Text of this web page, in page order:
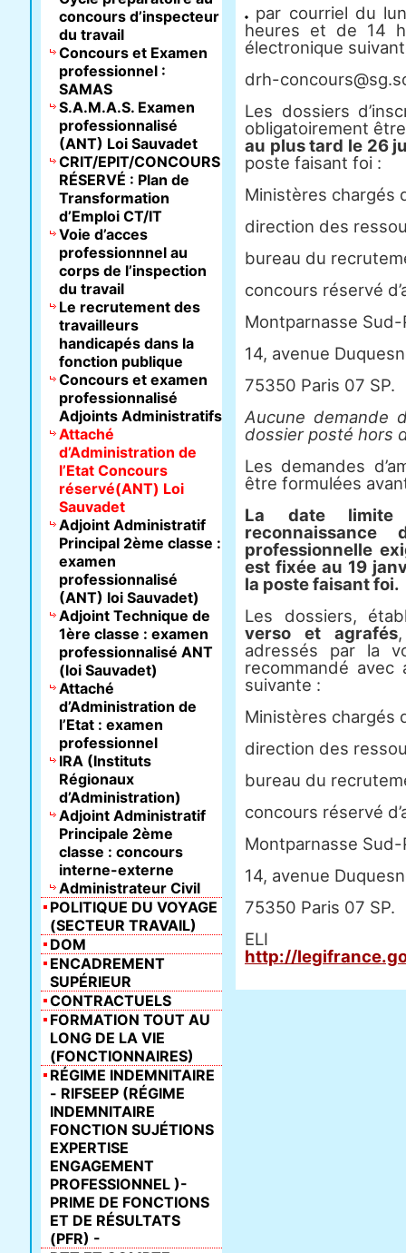
par courriel du
heures et de 14
électronique
drh-
Les dossiers
obligatoirement
au plus tard le 26
poste faisant foi :
Ministères chargés
direction des
bureau du
concours réservé
Montparnasse
14, avenue
75350 Paris 07 SP.
Aucune demande
dossier posté hors
Les demandes
être formulées
La date limite
reconnaissance
professionnelle
est fixée au 19
la poste faisant foi.
Les dossiers,
verso et agrafés
adressés par la
recommandé avec
suivante :
Ministères chargés
direction des
bureau du
concours réservé
Montparnasse
14, avenue
75350 Paris 07 SP.
http://
concours d’inspecteur
du travail
Concours et Examen
professionnel :
SAMAS
S.A.M.A.S. Examen
professionnalisé
(ANT) Loi Sauvadet
CRIT/EPIT/CONCOURS
RÉSERVÉ : Plan de
Transformation
d’Emploi CT/IT
Voie d’acces
professionnnel au
corps de l’inspection
du travail
Le recrutement des
travailleurs
handicapés dans la
fonction publique
Concours et examen
professionnalisé
Adjoints Administratifs
Attaché
d’Administration de
l’Etat Concours
réservé(ANT) Loi
Sauvadet
Adjoint Administratif
Principal 2ème classe :
examen
professionnalisé
(ANT) loi Sauvadet)
Adjoint Technique de
1ère classe : examen
professionnalisé ANT
(loi Sauvadet)
Attaché
d’Administration de
l’Etat : examen
professionnel
IRA (Instituts
Régionaux
d’Administration)
Adjoint Administratif
Principale 2ème
classe : concours
interne-externe
Administrateur Civil
POLITIQUE DU VOYAGE
(SECTEUR TRAVAIL)
DOM
ENCADREMENT
SUPÉRIEUR
CONTRACTUELS
FORMATION TOUT AU
LONG DE LA VIE
(FONCTIONNAIRES)
RÉGIME INDEMNITAIRE
- RIFSEEP (RÉGIME
INDEMNITAIRE
FONCTION SUJÉTIONS
EXPERTISE
ENGAGEMENT
PROFESSIONNEL )-
PRIME DE FONCTIONS
ET DE RÉSULTATS
(PFR) -